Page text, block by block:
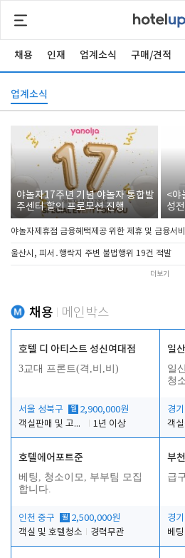
채용 인재 업계소식 구매/견적
업계소식
야놀자17주년 기념 야놀자 통합발
주센터 할인 프로모션 진행
<야
성
야놀자제휴점 금융혜택제공 위한 제휴 및 금융서
울산시, 피서․행락지 주변 불법행위 19건 적발
더보기
채용 메인박스
호텔 디 아티스트 성신여대점
3교대 프론트(격,비,비)
서울 성북구 월 2,900,000원
객실판매 및 고객응대
1년 이상
일
일
청
경
객
호텔에어포트준
베팅, 청소이모, 부부팀 모집
합니다.
인천 중구 월 2,500,000원
객실 및 호텔청소
경력무관
부
급
경
베팅